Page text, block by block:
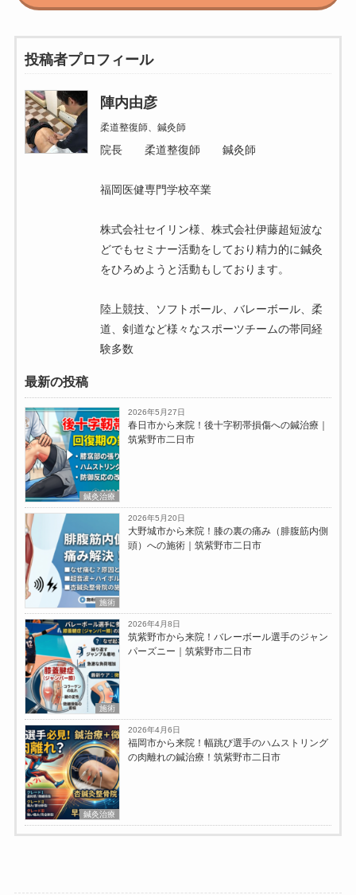
投稿者プロフィール
陣内由彦
柔道整復師、鍼灸師
院長 柔道整復師 鍼灸師
福岡医健専門学校卒業
株式会社セイリン様、株式会社伊藤超短波な
どでもセミナー活動をしており精力的に鍼灸
をひろめようと活動もしております。
陸上競技、ソフトボール、バレーボール、柔
道、剣道など様々なスポーツチームの帯同経
験多数
最新の投稿
鍼灸治療
2026年5月27日
春日市から来院！後十字靭帯損傷への鍼治療｜
筑紫野市二日市
施術
2026年5月20日
大野城市から来院！膝の裏の痛み（腓腹筋内側
頭）への施術｜筑紫野市二日市
施術
2026年4月8日
筑紫野市から来院！バレーボール選手のジャン
パーズニー｜筑紫野市二日市
鍼灸治療
2026年4月6日
福岡市から来院！幅跳び選手のハムストリング
の肉離れの鍼治療！筑紫野市二日市